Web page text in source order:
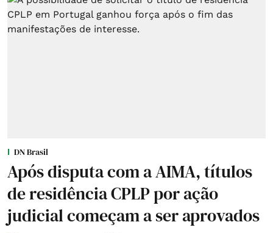
DN Brasil
Após disputa com a AIMA, títulos
de residência CPLP por ação
judicial começam a ser aprovados